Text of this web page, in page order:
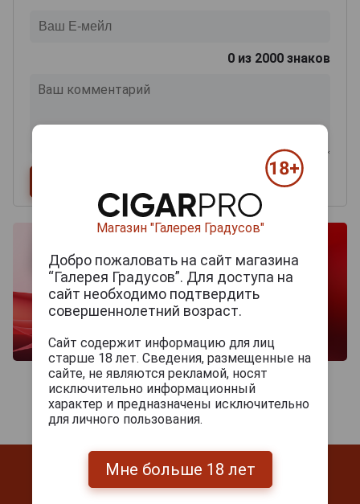
0 из 2000 знаков
Магазин "Галерея Градусов"
Добро пожаловать на сайт магазина
“Галерея Градусов”. Для доступа на
сайт необходимо подтвердить
совершеннолетний возраст.
Сайт содержит информацию для лиц
старше 18 лет. Сведения, размещенные на
сайте, не являются рекламой, носят
исключительно информационный
характер и предназначены исключительно
для личного пользования.
Мне больше 18 лет